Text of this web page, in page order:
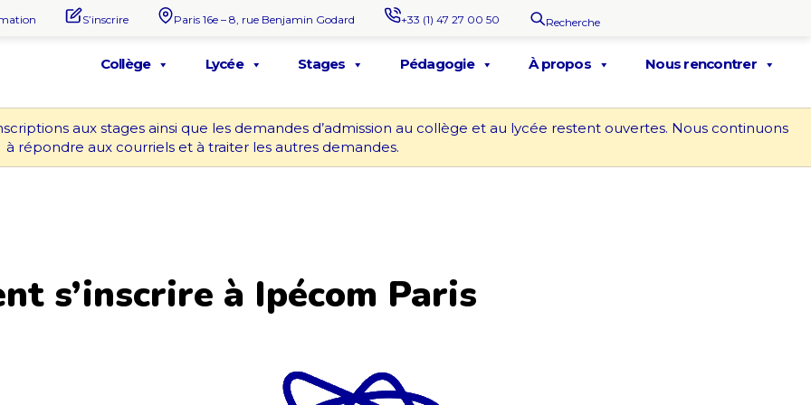
S’inscrire Paris 16e – 8, rue Benjamin Godard +33 (1) 47 27 00 50 Recherche
Collège Lycée Stages Pédagogie À propos Nous rencontrer
aux stages ainsi que les demandes d’admission au collège et au lycée restent ouvertes. Nous continuons
à répondre aux courriels et à traiter les autres demandes.
s’inscrire à Ipécom Paris